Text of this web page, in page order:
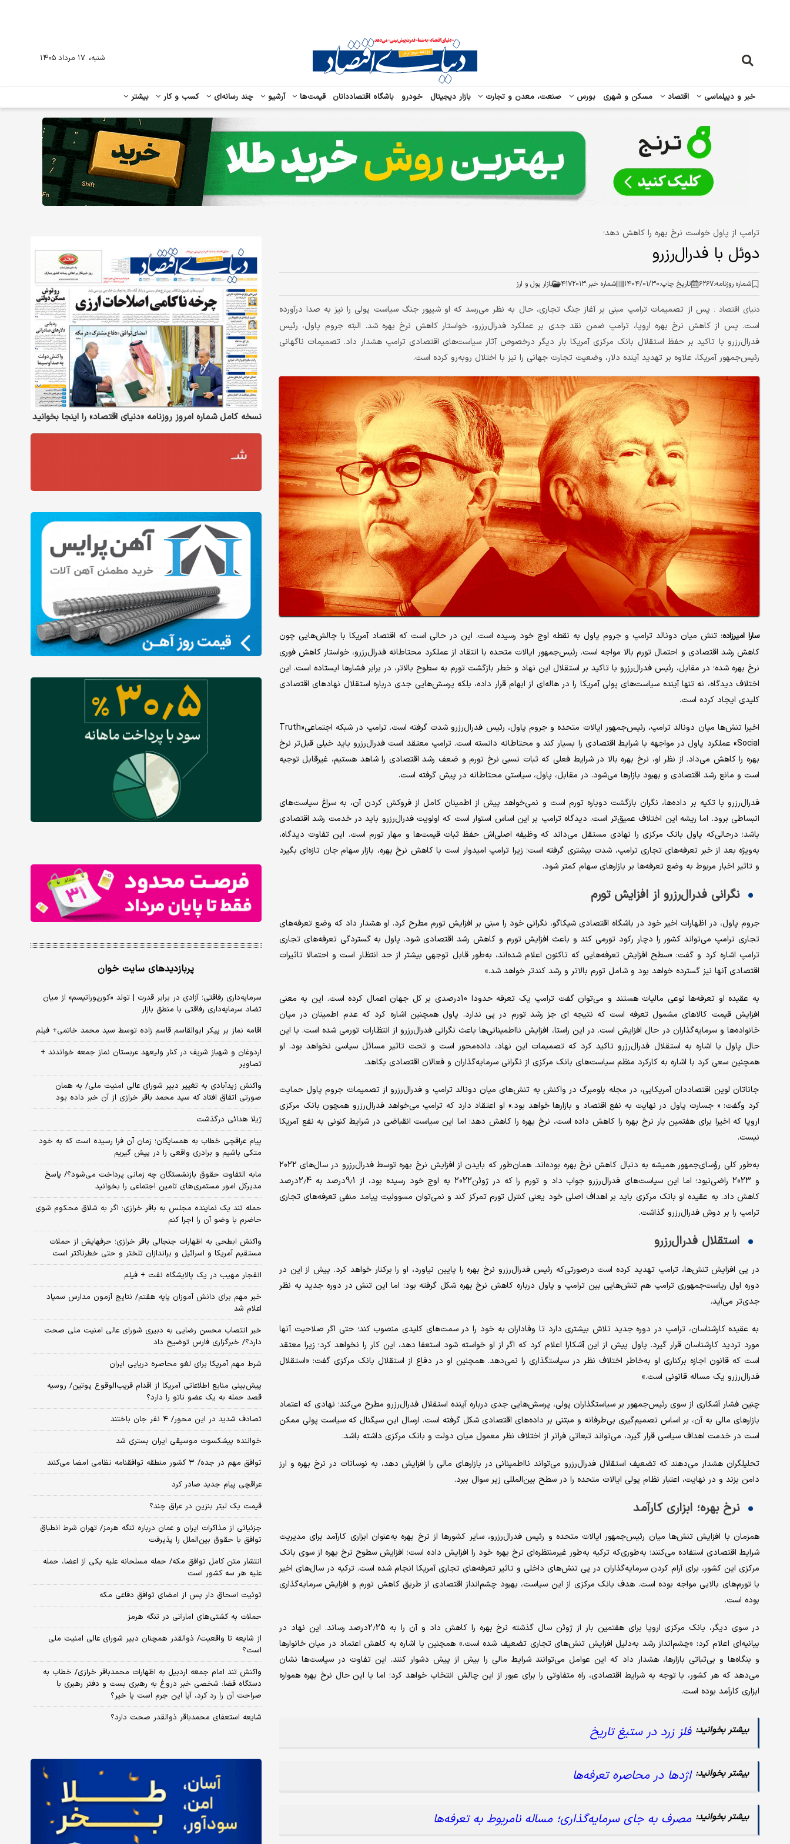
خبر و دیپلماسی اقتصاد مسکن و شهری بورس صنعت، معدن و تجارت بازار دیجیتال خودرو باشگاه اقتصاددانان قیمت‌ها آرشیو چند رسانه‌ای کسب و کار بیشتر
شنبه، ۱۷ مرداد ۱۴۰۵
ترامپ از پاول خواست نرخ بهره را کاهش دهد؛
دوئل با فدرال‌رزرو
شماره روزنامه:۶۲۶۷ تاریخ چاپ:۱۴۰۴/۰۱/۳۰ شماره خبر:۴۱۷۲۰۱۳ بازار پول و ارز
دنیای اقتصاد : پس از تصمیمات ترامپ مبنی بر آغاز جنگ تجاری، حال به نظر می‌رسد که او شیپور جنگ سیاست پولی را نیز به صدا درآورده
است. پس از کاهش نرخ بهره اروپا، ترامپ ضمن نقد جدی بر عملکرد فدرال‌رزرو، خواستار کاهش نرخ بهره شد. البته جروم پاول، رئیس
فدرال‌رزرو با تاکید بر حفظ استقلال بانک مرکزی آمریکا بار دیگر درخصوص آثار سیاست‌های اقتصادی ترامپ هشدار داد. تصمیمات ناگهانی
رئیس‌جمهور آمریکا، علاوه بر تهدید آینده دلار، وضعیت تجارت جهانی را نیز با اختلال روبه‌رو کرده است.
سارا امیرزاده: تنش میان دونالد ترامپ و جروم پاول به نقطه اوج خود رسیده است. این در حالی است که اقتصاد آمریکا با چالش‌هایی چون
کاهش رشد اقتصادی و احتمال تورم بالا مواجه است. رئیس‌جمهور ایالات متحده با انتقاد از عملکرد محتاطانه فدرال‌رزرو، خواستار کاهش فوری
نرخ بهره شده؛ در مقابل، رئیس فدرال‌رزرو با تاکید بر استقلال این نهاد و خطر بازگشت تورم به سطوح بالاتر، در برابر فشارها ایستاده است. این
اختلاف دیدگاه، نه‌ تنها آینده سیاست‌های پولی آمریکا را در هاله‌ای از ابهام قرار داده، بلکه پرسش‌هایی جدی درباره استقلال نهادهای اقتصادی
کلیدی ایجاد کرده است.
اخیرا تنش‌ها میان دونالد ترامپ، رئیس‌جمهور ایالات متحده و جروم پاول، رئیس فدرال‌رزرو شدت گرفته است. ترامپ در شبکه اجتماعی«Truth
Social» عملکرد پاول در مواجهه با شرایط اقتصادی را بسیار کند و محتاطانه دانسته است. ترامپ معتقد است فدرال‌رزرو باید خیلی قبل‌تر نرخ
بهره را کاهش می‌داد. از نظر او، نرخ بهره بالا در شرایط فعلی که ثبات نسبی نرخ تورم و ضعف رشد اقتصادی را شاهد هستیم، غیرقابل توجیه
است و مانع رشد اقتصادی و بهبود بازارها می‌شود. در مقابل، پاول، سیاستی محتاطانه در پیش گرفته است.
فدرال‌رزرو با تکیه بر داده‌ها، نگران بازگشت دوباره تورم است و نمی‌خواهد پیش از اطمینان کامل از فروکش‌ کردن آن، به سراغ سیاست‌های
انبساطی برود. اما ریشه این اختلاف عمیق‌تر است. دیدگاه ترامپ بر این اساس استوار است که اولویت فدرال‌رزرو باید در خدمت رشد اقتصادی
باشد؛ درحالی‌که پاول بانک مرکزی را نهادی مستقل می‌داند که وظیفه اصلی‌اش حفظ ثبات قیمت‌ها و مهار تورم است. این تفاوت دیدگاه،
به‌ویژه بعد از خبر تعرفه‌های تجاری ترامپ، شدت بیشتری گرفته است؛ زیرا ترامپ امیدوار است با کاهش نرخ بهره، بازار سهام جان تازه‌ای بگیرد
و تاثیر اخبار مربوط به وضع تعرفه‌ها بر بازارهای سهام کمتر شود.
نگرانی فدرال‌رزرو از افزایش تورم
جروم پاول، در اظهارات اخیر خود در باشگاه اقتصادی شیکاگو، نگرانی خود را مبنی بر افزایش تورم مطرح کرد. او هشدار داد که وضع تعرفه‌های
تجاری ترامپ می‌تواند کشور را دچار رکود تورمی کند و باعث افزایش تورم و کاهش رشد اقتصادی شود. پاول به گستردگی تعرفه‌های‌ تجاری
ترامپ اشاره کرد و گفت: «سطح افزایش تعرفه‌هایی که تاکنون اعلام شده‌اند، به‌طور قابل توجهی بیشتر از حد انتظار است و احتمالا تاثیرات
اقتصادی آنها نیز گسترده خواهد بود و شامل تورم بالاتر و رشد کندتر خواهد شد.»
به عقیده او تعرفه‌ها نوعی مالیات هستند و می‌توان گفت ترامپ یک تعرفه حدودا 10درصدی بر کل جهان اعمال کرده است. این به معنی
افزایش قیمت کالاهای مشمول تعرفه است که نتیجه ای جز رشد تورم در پی ندارد. پاول همچنین اشاره کرد که عدم اطمینان در میان
خانواده‌ها و سرمایه‌گذاران در حال افزایش است. در این راستا، افزایش نااطمینانی‌ها باعث نگرانی فدرال‌رزرو از انتظارات تورمی شده است. با این
حال پاول با اشاره به استقلال فدرال‌رزرو تاکید کرد که تصمیمات این نهاد، داده‌محور است و تحت تاثیر مسائل سیاسی نخواهد بود. او
همچنین سعی کرد با اشاره به کارکرد منظم سیاست‌های بانک مرکزی از نگرانی سرمایه‌گذاران و فعالان اقتصادی بکاهد.
جاناتان لوین اقتصاددان آمریکایی، در مجله بلومبرگ در واکنش به تنش‌های میان دونالد ترامپ و فدرال‌رزرو از تصمیمات جروم پاول حمایت
کرد وگفت: « جسارت پاول در نهایت به نفع اقتصاد و بازارها خواهد بود.» او اعتقاد دارد که ترامپ می‌خواهد فدرال‌رزرو همچون بانک مرکزی
اروپا که اخیرا برای هفتمین بار نرخ بهره را کاهش داده است، نرخ بهره را کاهش دهد؛ اما این سیاست انقباضی در شرایط کنونی به نفع آمریکا
نیست.
به‌طور کلی رؤسای‌جمهور‌ همیشه به دنبال کاهش نرخ بهره بوده‌اند. همان‌طور که بایدن از افزایش نرخ بهره توسط فدرال‌رزرو در سال‌های 2022
و 2023 راضی‌نبود؛ اما این سیاست‌های فدرال‌رزرو جواب داد و تورم را که در ژوئن2022 به اوج خود رسیده بود، از 9.1درصد به 2.4درصد
کاهش داد. به عقیده او بانک مرکزی باید بر اهداف اصلی خود یعنی کنترل تورم تمرکز کند و نمی‌توان مسوولیت پیامد منفی تعرفه‌های تجاری
ترامپ را بر دوش فدرال‌رزرو گذاشت.
استقلال فدرال‌رزرو
در پی افزایش تنش‌ها، ترامپ تهدید کرده است درصورتی‌که رئیس فدرال‌رزرو نرخ بهره‌ را پایین نیاورد، او را برکنار خواهد کرد. پیش از این در
دوره اول ریاست‌جمهوری ترامپ هم تنش‌هایی بین ترامپ و پاول درباره کاهش نرخ بهره شکل گرفته بود؛ اما این تنش در دوره جدید به نظر
جدی‌تر می‌آید.
به عقیده کارشناسان، ترامپ در دوره‌ جدید تلاش بیشتری دارد تا وفاداران به خود را در سمت‌های کلیدی منصوب کند؛ حتی اگر صلاحیت آنها
مورد تردید کارشناسان قرار گیرد. پاول پیش از این آشکارا اعلام کرد که اگر از او خواسته شود استعفا دهد، این کار را نخواهد کرد؛ زیرا معتقد
است که قانون اجازه برکناری او به‌خاطر اختلاف نظر در سیاستگذاری را نمی‌دهد. همچنین او در دفاع از استقلال بانک مرکزی گفت: «استقلال
فدرال‌رزرو یک مساله قانونی است.»
چنین فشار آشکاری از سوی رئیس‌جمهور بر سیاستگذاران پولی، پرسش‌هایی جدی درباره آینده‌ استقلال فدرال‌رزرو مطرح می‌کند؛ نهادی که اعتماد
بازارهای مالی به آن، بر اساس تصمیم‌گیری بی‌طرفانه و مبتنی بر داده‌های اقتصادی شکل گرفته است. ارسال این سیگنال که سیاست پولی ممکن
است در خدمت اهداف سیاسی قرار گیرد، می‌تواند تبعاتی فراتر از اختلاف نظر معمول میان دولت و بانک مرکزی داشته باشد.
تحلیلگران هشدار می‌دهند که تضعیف استقلال فدرال‌رزرو می‌تواند نااطمینانی در بازارهای مالی را افزایش دهد، به نوسانات در نرخ بهره و ارز
دامن بزند و در نهایت، اعتبار نظام پولی ایالات متحده را در سطح بین‌المللی زیر سوال ببرد.
نرخ بهره؛ ابزاری کارآمد
همزمان با افزایش تنش‌ها میان رئیس‌جمهور ایالات متحده و رئیس فدرال‌رزرو، سایر کشورها از نرخ بهره به‌عنوان ابزاری کارآمد برای مدیریت
شرایط اقتصادی استفاده می‌کنند؛ به‌طوری‌که ترکیه به‌طور غیرمنتظره‌ای نرخ بهره خود را افزایش داده است؛ افزایش سطوح نرخ بهره از سوی بانک
مرکزی این کشور، برای آرام‌ کردن سرمایه‌گذاران در پی تنش‌های داخلی و تاثیر تعرفه‌های تجاری آمریکا انجام شده است. ترکیه در سال‌های اخیر
با تورم‌های بالایی مواجه بوده است. هدف بانک مرکزی از این سیاست، بهبود چشم‌انداز اقتصادی از طریق کاهش تورم و افزایش سرمایه‌گذاری
بوده است.
در سوی دیگر، بانک مرکزی اروپا برای هفتمین بار از ژوئن سال گذشته نرخ بهره را کاهش داد و آن را به 2.25درصد رساند. این نهاد در
بیانیه‌ای اعلام کرد: «چشم‌انداز رشد به‌دلیل افزایش تنش‌های تجاری تضعیف شده است.» همچنین با اشاره به کاهش اعتماد در میان خانوارها
و بنگاه‌ها و بی‌ثباتی بازارها، هشدار داد که این عوامل می‌توانند شرایط مالی را بیش از پیش دشوار کنند. این تفاوت در سیاست‌ها نشان
می‌دهد که هر کشور، با توجه به شرایط اقتصادی، راه متفاوتی را برای عبور از این چالش انتخاب خواهد کرد؛ اما با این حال نرخ بهره همواره
ابزاری کارآمد بوده است.
فلز زرد در ستیغ تاریخ
اژدها در محاصره تعرفه‌‌‌‌ها
مصرف‌ به جای سرمایه‌گذاری؛ مساله نامربوط به تعرفه‌ها
نسخه کامل شماره امروز روزنامه «دنیای‌ اقتصاد» را اینجا بخوانید
پربازدیدهای سایت خوان
سرمایه‌داری رفاقتی؛ آزادی در برابر قدرت | تولد «کورپوراتیسم» از میان
تضاد سرمایه‌داری رفاقتی با منطق بازار
اقامه نماز بر پیکر ابوالقاسم قاسم زاده توسط سید محمد خاتمی+ فیلم
اردوغان و شهباز شریف در کنار ولیعهد عربستان نماز جمعه خواندند +
تصاویر
واکنش زیدآبادی به تغییر دبیر شورای عالی امنیت ملی/ به همان
صورتی اتفاق افتاد که سید محمد باقر خرازی از آن خبر داده بود
ژیلا هدائی درگذشت
پیام عراقچی خطاب به همسایگان؛ زمان آن فرا رسیده است که به خود
متکی باشیم و برادری واقعی را در پیش گیریم
مابه التفاوت حقوق بازنشستگان چه زمانی پرداخت می‌شود؟/ پاسخ
مدیرکل امور مستمری‌های تامین اجتماعی را بخوانید
حمله تند یک نماینده مجلس به باقر خرازی: اگر به شلاق محکوم شوی
حاضرم با وضو آن را اجرا کنم
واکنش ابطحی به اظهارات جنجالی باقر خرازی؛ حرفهایش از حملات
مستقیم آمریکا و اسرائیل و براندازان تلختر و حتی خطرناکتر است
انفجار مهیب در یک پالایشگاه نفت + فیلم
خبر مهم برای دانش آموزان پایه هفتم/ نتایج آزمون مدارس سمپاد
اعلام شد
خبر انتصاب محسن رضایی به دبیری شورای عالی امنیت ملی صحت
دارد؟/ خبرگزاری فارس توضیح داد
شرط مهم آمریکا برای لغو محاصره دریایی ایران
پیش‌بینی منابع اطلاعاتی آمریکا از اقدام قریب‌الوقوع پوتین/ روسیه
قصد حمله به یک عضو ناتو را دارد؟
تصادف شدید در این محور/ ۴ نفر جان باختند
خواننده پیشکسوت موسیقی ایران بستری شد
توافق مهم در جده/ ۳ کشور منطقه توافقنامه نظامی امضا می‌کنند
عراقچی پیام جدید صادر کرد
قیمت یک لیتر بنزین در عراق چند؟
جزئیاتی از مذاکرات ایران و عمان درباره تنگه هرمز/ تهران شرط انطباق
توافق با حقوق بین‌الملل را پذیرفت
انتشار متن کامل توافق مکه/ حمله مسلحانه علیه یکی از اعضا، حمله
علیه هر سه کشور است
توئیت اسحاق دار پس از امضای توافق دفاعی مکه
حملات به کشتی‌های اماراتی در تنگه هرمز
از شایعه تا واقعیت/ ذوالقدر همچنان دبیر شورای ‌عالی امنیت ملی
است؟
واکنش تند امام جمعه اردبیل به اظهارات محمدباقر خرازی/ خطاب به
دستگاه قضا: شخصی خبر دروغ به رهبری بست و دفتر رهبری با
صراحت آن را رد کرد، آیا این جرم است یا خیر؟
شایعه استعفای محمدباقر ذوالقدر صحت دارد؟